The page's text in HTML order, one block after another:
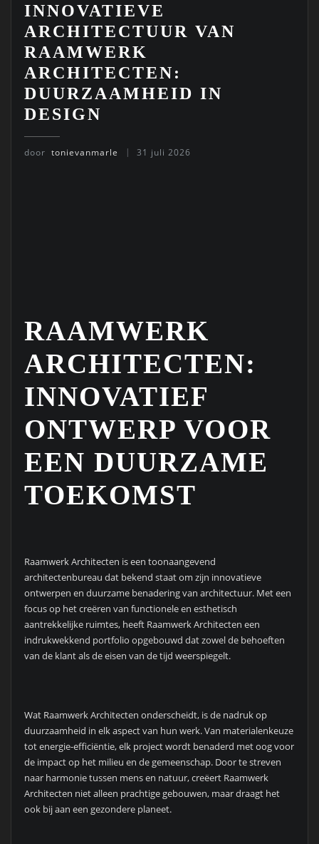
INNOVATIEVE
ARCHITECTUUR VAN
RAAMWERK
ARCHITECTEN:
DUURZAAMHEID IN
DESIGN
door tonievanmarle 31 juli 2026
RAAMWERK
ARCHITECTEN:
INNOVATIEF
ONTWERP VOOR
EEN DUURZAME
TOEKOMST
Raamwerk Architecten is een toonaangevend
architectenbureau dat bekend staat om zijn innovatieve
ontwerpen en duurzame benadering van architectuur. Met een
focus op het creëren van functionele en esthetisch
aantrekkelijke ruimtes, heeft Raamwerk Architecten een
indrukwekkend portfolio opgebouwd dat zowel de behoeften
van de klant als de eisen van de tijd weerspiegelt.
Wat Raamwerk Architecten onderscheidt, is de nadruk op
duurzaamheid in elk aspect van hun werk. Van materialenkeuze
tot energie-efficiëntie, elk project wordt benaderd met oog voor
de impact op het milieu en de gemeenschap. Door te streven
naar harmonie tussen mens en natuur, creëert Raamwerk
Architecten niet alleen prachtige gebouwen, maar draagt het
ook bij aan een gezondere planeet.